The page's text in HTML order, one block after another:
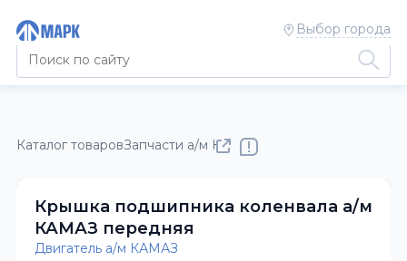
Выбор города
Каталог товаровЗапчасти а/м КАМАЗ
Крышка подшипника коленвала а/м
КАМАЗ передняя
Двигатель а/м КАМАЗ